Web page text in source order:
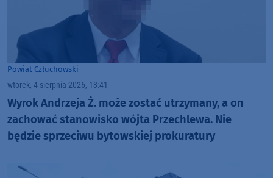
Powiat Człuchowski
wtorek, 4 sierpnia 2026, 13:41
Wyrok Andrzeja Ż. może zostać utrzymany, a on
zachować stanowisko wójta Przechlewa. Nie
będzie sprzeciwu bytowskiej prokuratury